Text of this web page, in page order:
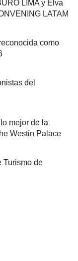
LIMA y Elva
LATAM
como
del
mejor de la
Westin Palace
Turismo de